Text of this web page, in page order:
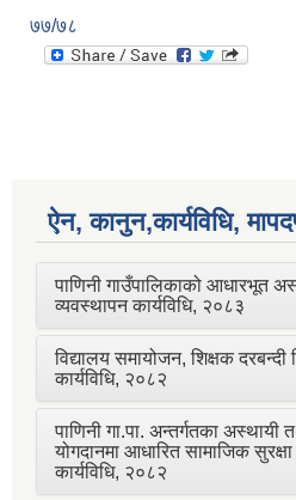
७७/७८
ऐन, कानुन,कार्यविधि,
पाणिनी गाउँपालिकाको आधारभूत
व्यवस्थापन कार्यविधि, २०८३
विद्यालय समायोजन, शिक्षक
कार्यविधि, २०८२
पाणिनी गा.पा. अन्तर्गतका अस्थायी
योगदानमा आधारित सामाजिक
कार्यविधि, २०८२